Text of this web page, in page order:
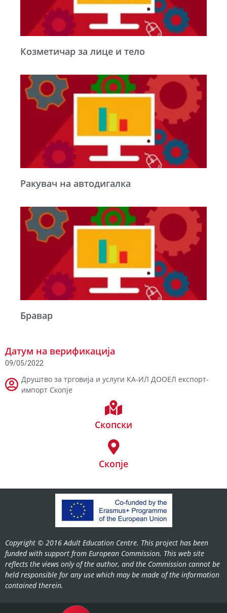
Козметичар за лице и тело
Ракувач на автодигалка
Бравар
Датум на верификација
09/05/2022
Друштво за трговија и услуги КА-ИЛ ДООЕЛ експорт-
импорт Скопје
Скопски
Скопје
Copyright © 2016 Adult Education Centre. This project has been
funded with support from European Commission. This web site
reflects the views only of the author, and the Commission cannot be
held responsible for any use which may be made of the information
contained therein.